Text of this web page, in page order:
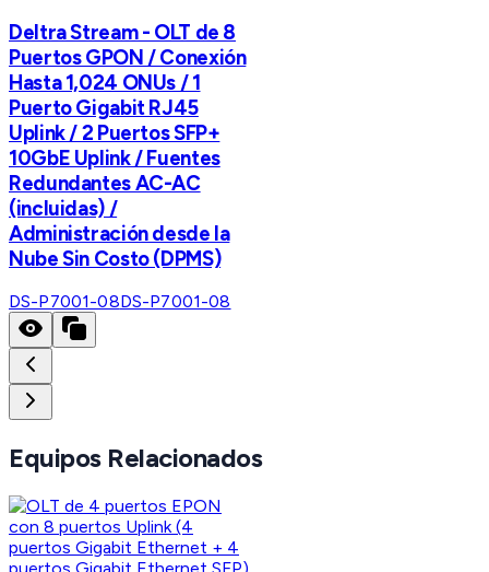
Deltra Stream - OLT de 8
Puertos GPON / Conexión
Hasta 1,024 ONUs / 1
Puerto Gigabit RJ45
Uplink / 2 Puertos SFP+
10GbE Uplink / Fuentes
Redundantes AC-AC
(incluidas) /
Administración desde la
Nube Sin Costo (DPMS)
DS-P7001-08DS-P7001-08
Equipos Relacionados